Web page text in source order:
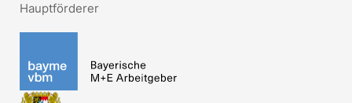
Hauptförderer